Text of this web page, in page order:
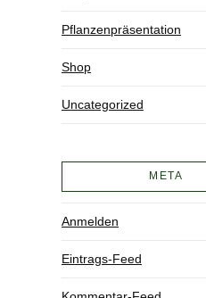
Pflanzenpräsentation
Shop
Uncategorized
META
Anmelden
Eintrags-Feed